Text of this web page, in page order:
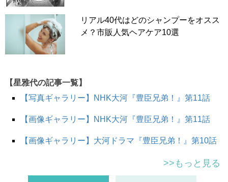
リアル40代はどのシャンプーをオスス
メ？市販人気ヘアケア10選
【星雅代の記事一覧】
【写真ギャラリー】NHK大河『豊臣兄弟！』第11話
【画像ギャラリー】NHK大河『豊臣兄弟！』第11話
【画像ギャラリー】大河ドラマ『豊臣兄弟！』第10話
>>もっと見る